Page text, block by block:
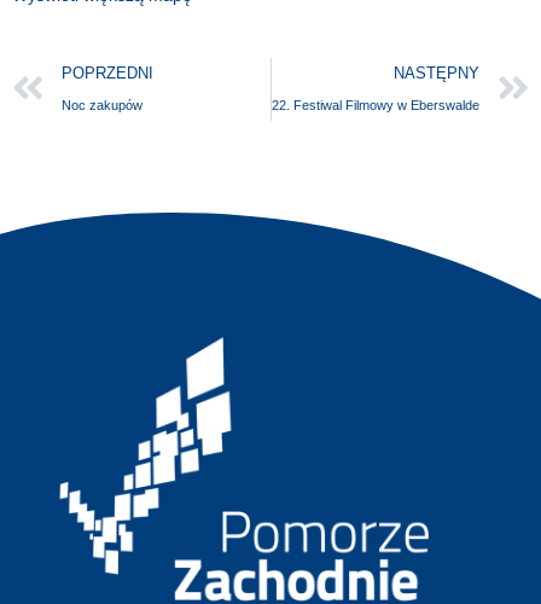
POPRZEDNI
Noc zakupów
NASTĘPNY
22. Festiwal Filmowy w Eberswalde